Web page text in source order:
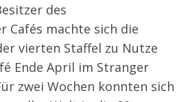
des
Cafés machte sich die
vierten Staffel zu Nutze
Ende April im Stranger
zwei Wochen konnten sich